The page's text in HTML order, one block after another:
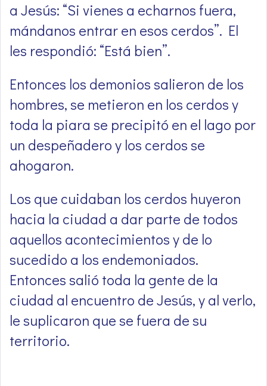
a Jesús: “Si vienes a echarnos fuera,
mándanos entrar en esos cerdos”. El
les respondió: “Está bien”.
Entonces los demonios salieron de los
hombres, se metieron en los cerdos y
toda la piara se precipitó en el lago por
un despeñadero y los cerdos se
ahogaron.
Los que cuidaban los cerdos huyeron
hacia la ciudad a dar parte de todos
aquellos acontecimientos y de lo
sucedido a los endemoniados.
Entonces salió toda la gente de la
ciudad al encuentro de Jesús, y al verlo,
le suplicaron que se fuera de su
territorio.